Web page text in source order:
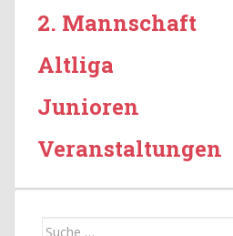
2. Mannschaft
Altliga
Junioren
Veranstaltungen
Suche